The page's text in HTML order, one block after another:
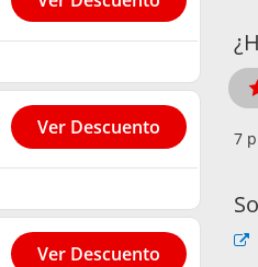
Ver Descuento
Ver Descuento